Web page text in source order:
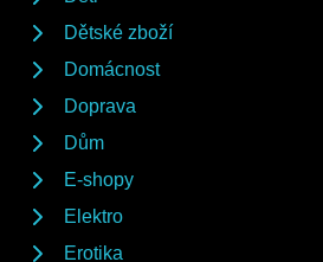
Dětské zboží
Domácnost
Doprava
Dům
E-shopy
Elektro
Erotika